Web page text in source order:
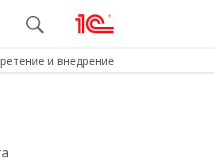
и внедрение